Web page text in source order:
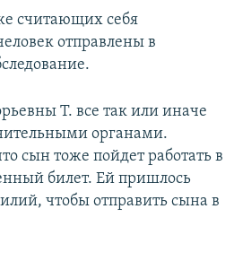
считающих себя
отправлены в
Т. все так или иначе
органами.
сын тоже пойдет работать в
билет. Ей пришлось
чтобы отправить сына в